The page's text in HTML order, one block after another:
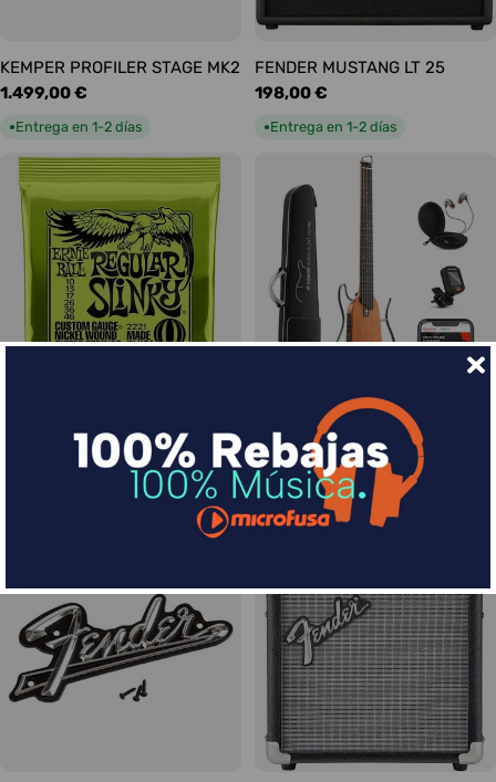
KEMPER PROFILER STAGE MK2
Precio
habitual
1.499,00 €
●Entrega en 1-2 días
FENDER MUSTANG LT 25
Precio
habitual
198,00 €
●Entrega en 1-2 días
Slinky Regular 10-46
DONNER HUSH-I Silent Guitar
Caoba
Precio
habitual
339,00 €
Entrega en 1-2 días